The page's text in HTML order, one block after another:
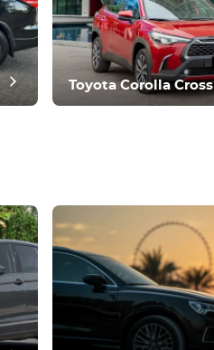
post evaluatie
Toyota Corolla